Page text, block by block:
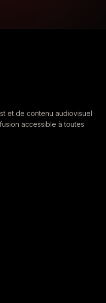
et de contenu audiovisuel
accessible à toutes